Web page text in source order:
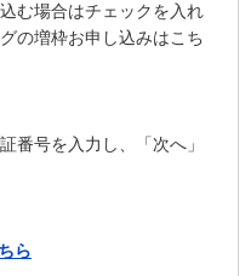
む場合はチェックを入れ
の増枠お申し込みはこち
番号を入力し、「次へ」
ら